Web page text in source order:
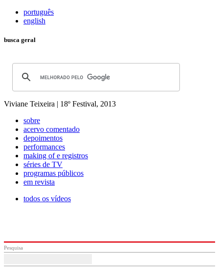
português
english
busca geral
Viviane Teixeira | 18º Festival, 2013
sobre
acervo comentado
depoimentos
performances
making of e registros
séries de TV
programas públicos
em revista
todos os vídeos
Pesquisa